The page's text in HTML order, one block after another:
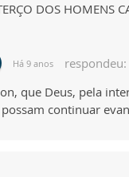
DOS HOMENS
Há 9 anos
respondeu:
que Deus, pela
continuar